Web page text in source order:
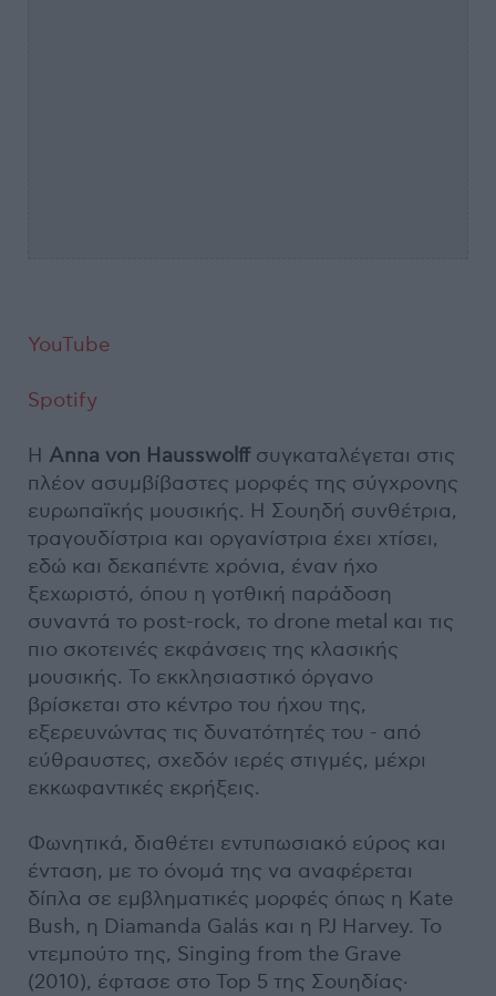
YouTube
Spotify
Η Anna von Hausswolff συγκαταλέγεται στις
πλέον ασυμβίβαστες μορφές της σύγχρονης
ευρωπαϊκής μουσικής. Η Σουηδή συνθέτρια,
τραγουδίστρια και οργανίστρια έχει χτίσει,
εδώ και δεκαπέντε χρόνια, έναν ήχο
ξεχωριστό, όπου η γοτθική παράδοση
συναντά το post-rock, το drone metal και τις
πιο σκοτεινές εκφάνσεις της κλασικής
μουσικής. Το εκκλησιαστικό όργανο
βρίσκεται στο κέντρο του ήχου της,
εξερευνώντας τις δυνατότητές του - από
εύθραυστες, σχεδόν ιερές στιγμές, μέχρι
εκκωφαντικές εκρήξεις.
Φωνητικά, διαθέτει εντυπωσιακό εύρος και
ένταση, με το όνομά της να αναφέρεται
δίπλα σε εμβληματικές μορφές όπως η Kate
Bush, η Diamanda Galás και η PJ Harvey. Το
ντεμπούτο της, Singing from the Grave
(2010), έφτασε στο Top 5 της Σουηδίας·